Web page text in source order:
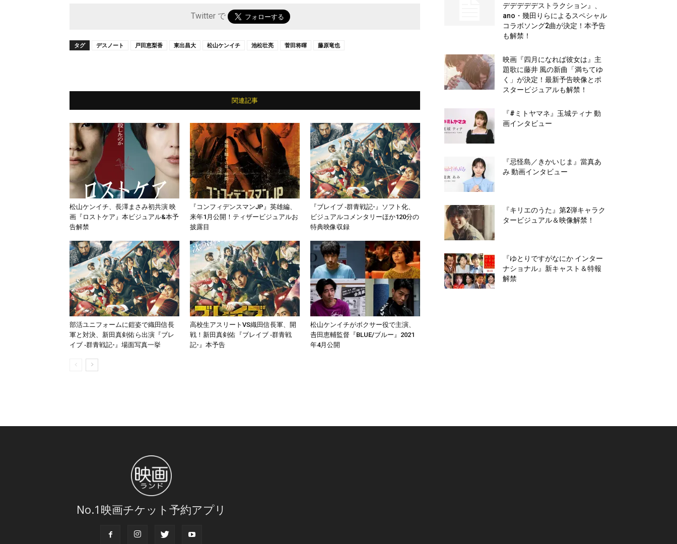
Twitter で
タグ デスノート 戸田恵梨香 東出昌大 松山ケンイチ 池松壮亮 菅田将暉 藤原竜也
関連記事
松山ケンイチ、長澤まさみ初共演 映
画『ロストケア』本ビジュアル&本予
告解禁
『コンフィデンスマンJP』英雄編、
来年1月公開！ティザービジュアルお
披露目
『ブレイブ ‐群青戦記-』ソフト化、
ビジュアルコメンタリーほか120分の
特典映像収録
部活ユニフォームに鎧姿で織田信長
軍と対決、新田真剣佑ら出演『ブレ
イブ ‐群青戦記-』場面写真一挙
高校生アスリートVS織田信長軍、開
戦！新田真剣佑『ブレイブ ‐群青戦
記-』本予告
松山ケンイチがボクサー役で主演、
𠮷田恵輔監督『BLUE/ブルー』2021
年4月公開
デデデデデストラクション』、
ano・幾田りらによるスペシャル
コラボソング2曲が決定！本予告
も解禁！
映画『四月になれば彼女は』主
題歌に藤井 風の新曲「満ちてゆ
く」が決定！最新予告映像とポ
スタービジュアルも解禁！
『#ミトヤマネ』玉城ティナ 動
画インタビュー
『忌怪島／きかいじま』當真あ
み 動画インタビュー
『キリエのうた』第2弾キャラク
タービジュアル＆映像解禁！
『ゆとりですがなにか インター
ナショナル』新キャスト＆特報
解禁
No.1映画チケット予約アプリ